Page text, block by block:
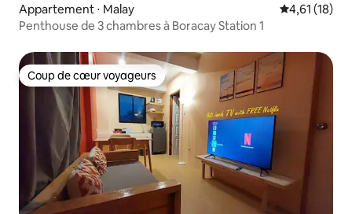
Appartement ⋅ Malay Évaluation
4,61 (18)
Penthouse de 3 chambres à Boracay Station 1
Coup de cœur voyageurs
Coup de cœur voyageurs